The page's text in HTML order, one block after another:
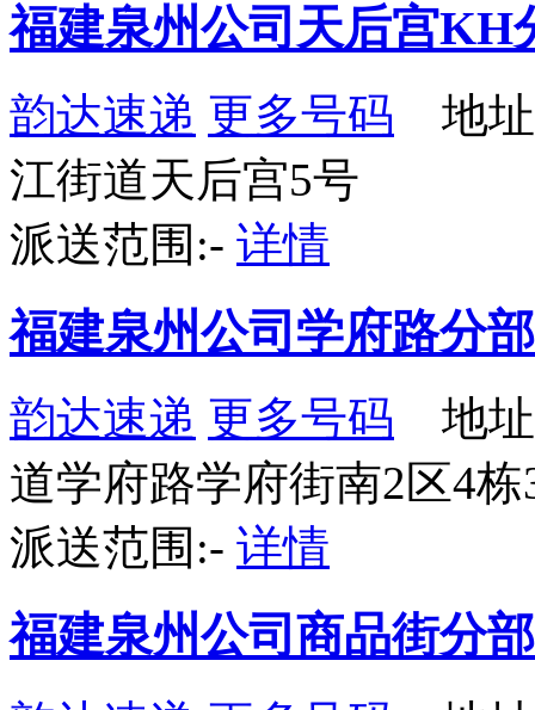
福建泉州公司天后宫KH
韵达速递 更多号码 地址
江街道天后宫5号
派送范围:- 详情
福建泉州公司学府路分部
韵达速递 更多号码 地址
道学府路学府街南2区4栋
派送范围:- 详情
福建泉州公司商品街分部